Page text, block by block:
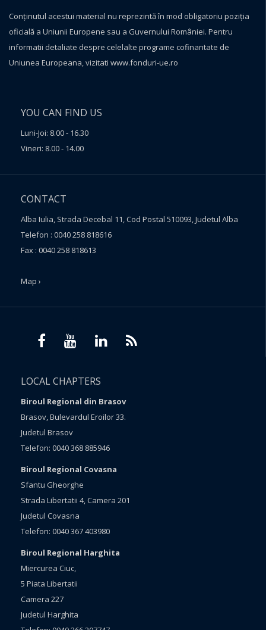
Conţinutul acestui material nu reprezintă în mod obligatoriu poziţia
oficială a Uniunii Europene sau a Guvernului României. Pentru
informatii detaliate despre celelalte programe cofinantate de
Uniunea Europeana, vizitati www.fonduri-ue.ro
YOU CAN FIND US
Luni-Joi: 8.00 - 16.30
Vineri: 8.00 - 14.00
CONTACT
Alba Iulia, Strada Decebal 11, Cod Postal 510093, Judetul Alba
Telefon : 0040 258 818616
Fax : 0040 258 818613
Map ›
LOCAL CHAPTERS
Biroul Regional din Brasov
Brasov, Bulevardul Eroilor 33.
Judetul Brasov
Telefon: 0040 368 885946
Biroul Regional Covasna
Sfantu Gheorghe
Strada Libertatii 4, Camera 201
Judetul Covasna
Telefon: 0040 367 403980
Biroul Regional Harghita
Miercurea Ciuc,
5 Piata Libertatii
Camera 227
Judetul Harghita